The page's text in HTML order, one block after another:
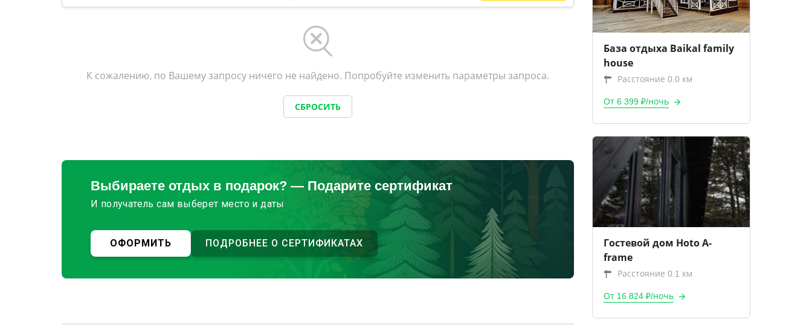
К сожалению, по Вашему запросу ничего не найдено. Попробуйте изменить параметры запроса.
СБРОСИТЬ
Выбираете отдых в подарок? — Подарите сертификат
И получатель сам выберет место и даты
ОФОРМИТЬ ПОДРОБНЕЕ О СЕРТИФИКАТАХ
База отдыха Baikal family
house
Расстояние 0.0 км
От 6 399 ₽/ночь
Гостевой дом Hoto A-
frame
Расстояние 0.1 км
От 16 824 ₽/ночь